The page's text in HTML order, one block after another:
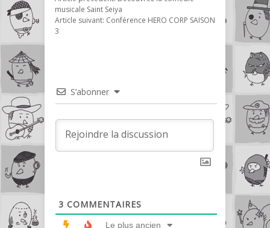
musicale Saint Seiya
Article suivant: Conférence HERO CORP SAISON
3
S’abonner
3 COMMENTAIRES
Le plus ancien